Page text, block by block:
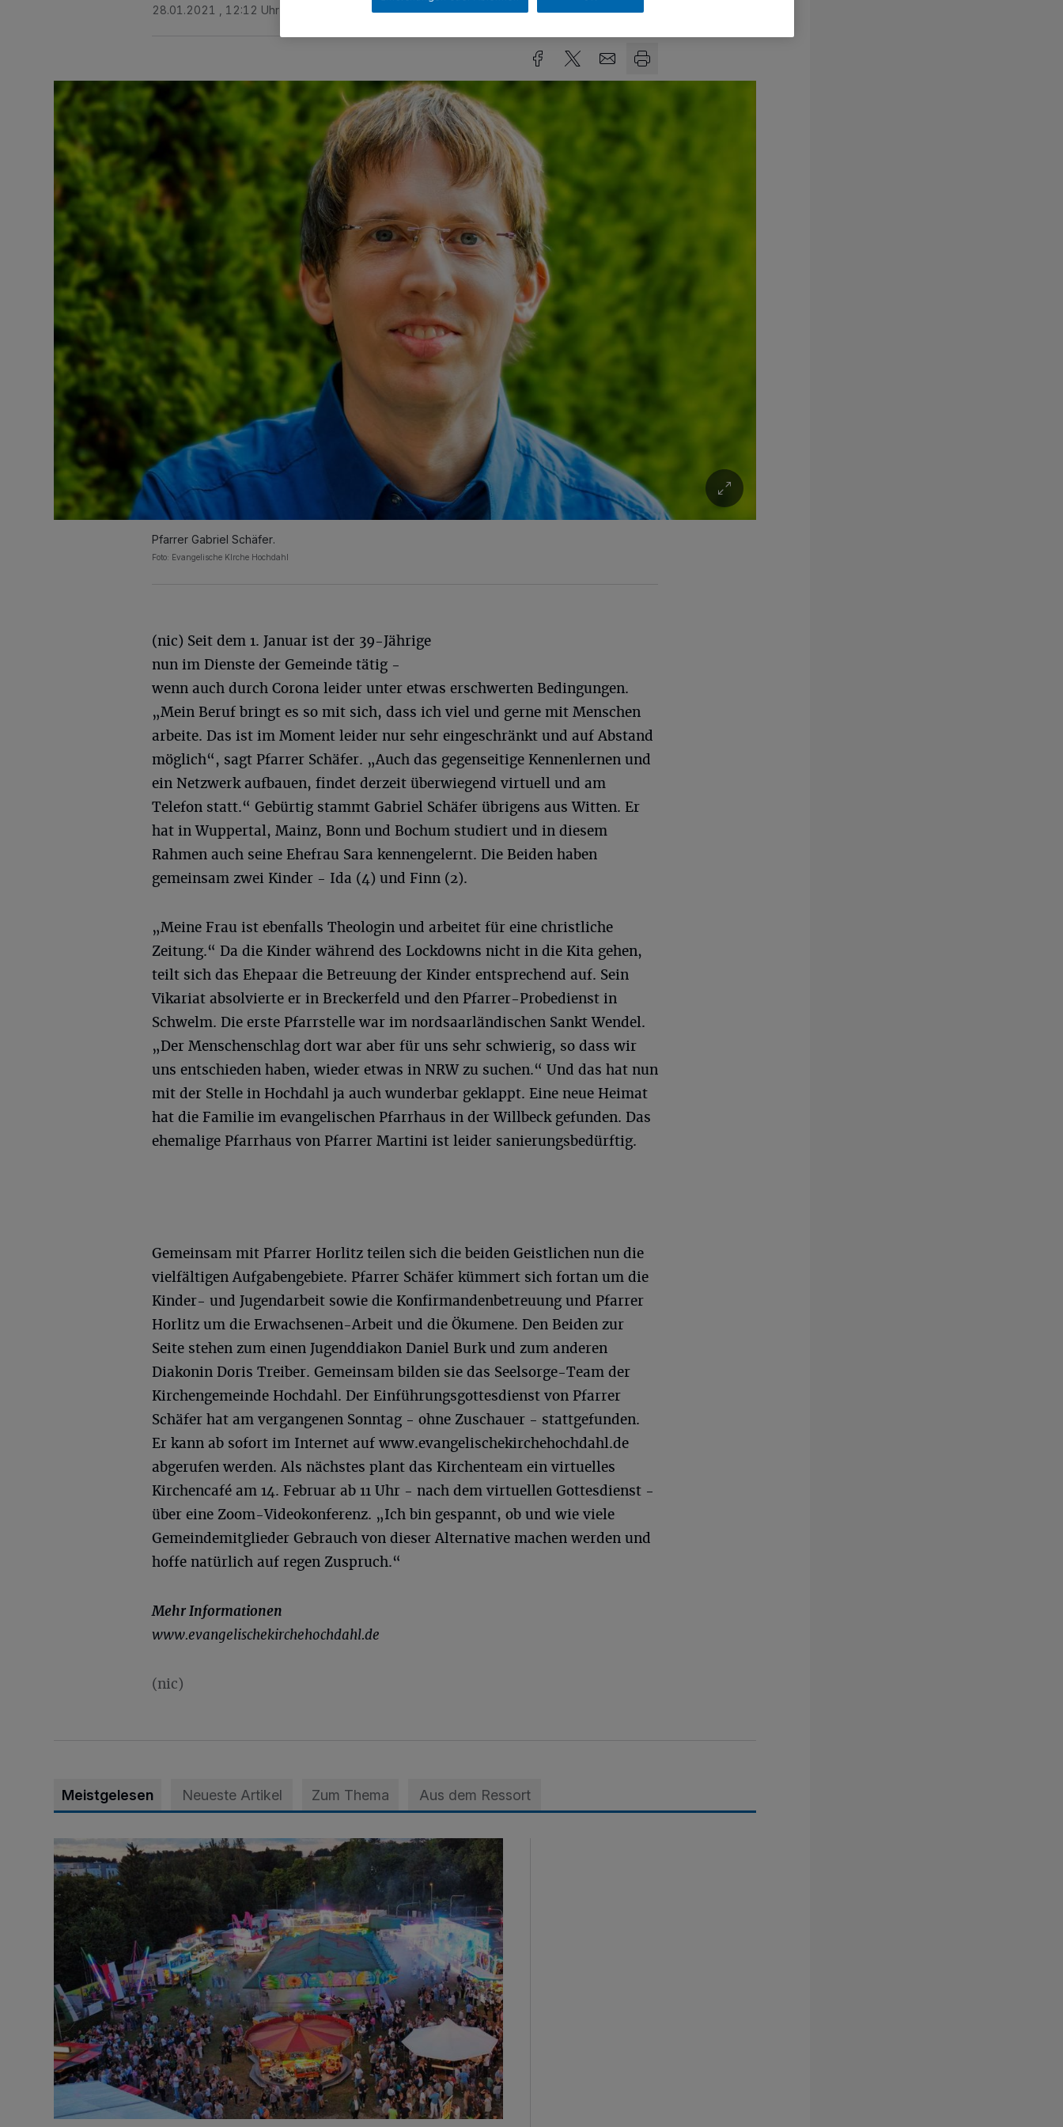
28.01.2021 , 12:12 Uhr 2 Minuten Lesezeit
Pfarrer Gabriel Schäfer.
Foto: Evangelische KIrche Hochdahl
(nic) Seit dem 1. Januar ist der 39-Jährige
nun im Dienste der Gemeinde tätig -
wenn auch durch Corona leider unter etwas erschwerten Bedingungen.
„Mein Beruf bringt es so mit sich, dass ich viel und gerne mit Menschen
arbeite. Das ist im Moment leider nur sehr eingeschränkt und auf Abstand
möglich“, sagt Pfarrer Schäfer. „Auch das gegenseitige Kennenlernen und
ein Netzwerk aufbauen, findet derzeit überwiegend virtuell und am
Telefon statt.“ Gebürtig stammt Gabriel Schäfer übrigens aus Witten. Er
hat in Wuppertal, Mainz, Bonn und Bochum studiert und in diesem
Rahmen auch seine Ehefrau Sara kennengelernt. Die Beiden haben
gemeinsam zwei Kinder - Ida (4) und Finn (2).
„Meine Frau ist ebenfalls Theologin und arbeitet für eine christliche
Zeitung.“ Da die Kinder während des Lockdowns nicht in die Kita gehen,
teilt sich das Ehepaar die Betreuung der Kinder entsprechend auf. Sein
Vikariat absolvierte er in Breckerfeld und den Pfarrer-Probedienst in
Schwelm. Die erste Pfarrstelle war im nordsaarländischen Sankt Wendel.
„Der Menschenschlag dort war aber für uns sehr schwierig, so dass wir
uns entschieden haben, wieder etwas in NRW zu suchen.“ Und das hat nun
mit der Stelle in Hochdahl ja auch wunderbar geklappt. Eine neue Heimat
hat die Familie im evangelischen Pfarrhaus in der Willbeck gefunden. Das
ehemalige Pfarrhaus von Pfarrer Martini ist leider sanierungsbedürftig.
Gemeinsam mit Pfarrer Horlitz teilen sich die beiden Geistlichen nun die
vielfältigen Aufgabengebiete. Pfarrer Schäfer kümmert sich fortan um die
Kinder- und Jugendarbeit sowie die Konfirmandenbetreuung und Pfarrer
Horlitz um die Erwachsenen-Arbeit und die Ökumene. Den Beiden zur
Seite stehen zum einen Jugenddiakon Daniel Burk und zum anderen
Diakonin Doris Treiber. Gemeinsam bilden sie das Seelsorge-Team der
Kirchengemeinde Hochdahl. Der Einführungsgottesdienst von Pfarrer
Schäfer hat am vergangenen Sonntag - ohne Zuschauer - stattgefunden.
Er kann ab sofort im Internet auf www.evangelischekirchehochdahl.de
abgerufen werden. Als nächstes plant das Kirchenteam ein virtuelles
Kirchencafé am 14. Februar ab 11 Uhr - nach dem virtuellen Gottesdienst -
über eine Zoom-Videokonferenz. „Ich bin gespannt, ob und wie viele
Gemeindemitglieder Gebrauch von dieser Alternative machen werden und
hoffe natürlich auf regen Zuspruch.“
Mehr Informationen
www.evangelischekirchehochdahl.de
(nic)
Meistgelesen Neueste Artikel Zum Thema Aus dem Ressort
Vier Tage mit vollem Programm